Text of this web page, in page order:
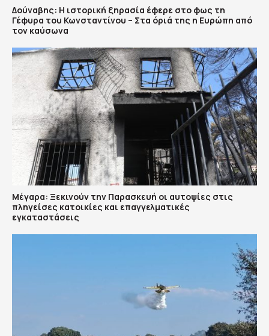
Δούναβης: Η ιστορική ξηρασία έφερε στο φως τη
Γέφυρα του Κωνσταντίνου – Στα όριά της η Ευρώπη από
τον καύσωνα
Μέγαρα: Ξεκινούν την Παρασκευή οι αυτοψίες στις
πληγείσες κατοικίες και επαγγελματικές
εγκαταστάσεις